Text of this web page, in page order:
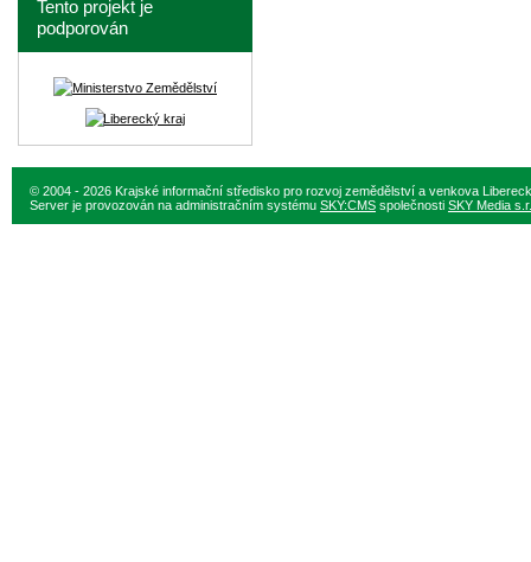
Tento projekt je
podporován
© 2004 - 2026 Krajské informační středisko pro rozvoj zemědělství a venkova
Server je provozován na administračním systému SKY:CMS společnosti SKY Media